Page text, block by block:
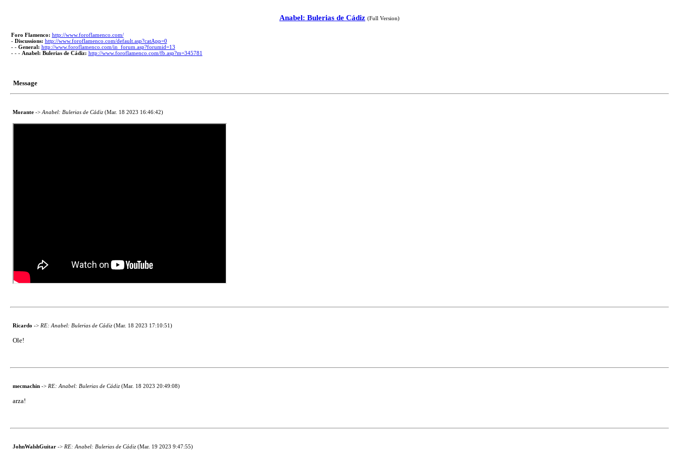
Anabel: Bulerias de Cádiz (Full Version)
Foro Flamenco: http://www.foroflamenco.com/
- Discussions: http://www.foroflamenco.com/default.asp?catApp=0
- - General: http://www.foroflamenco.com/in_forum.asp?forumid=13
- - - Anabel: Bulerias de Cádiz: http://www.foroflamenco.com/fb.asp?m=345781
Message
Morante-> Anabel: Bulerias de Cádiz(Mar. 18 2023 16:46:42)
Ricardo -> RE: Anabel: Bulerias de Cádiz(Mar. 18 2023 17:10:51)
Ole!
mecmachin-> RE: Anabel: Bulerias de Cádiz(Mar. 18 2023 20:49:08)
arza!
JohnWalshGuitar-> RE: Anabel: Bulerias de Cádiz(Mar. 19 2023 9:47:55)